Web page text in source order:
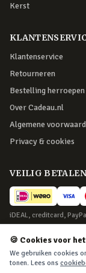
Kerst
Klantenservice
Retourneren
Bestelling herroepen
Over Cadeau.nl
Algemene
Privacy & cookies
VEILIG BETALEN
iDEAL, creditcard,
BEZORGING
Voor 22:45 besteld,
🍪 Cookies voor
We gebruiken cookies
tonen. Lees ons